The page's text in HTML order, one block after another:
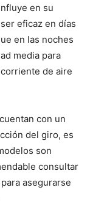
en su
eficaz en días
en las noches
media para
de aire
con un
del giro, es
son
consultar
asegurarse